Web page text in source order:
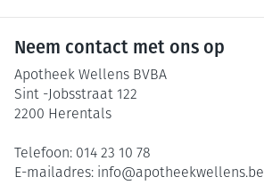
Neem contact met ons op
Apotheek Wellens BVBA
Sint -Jobsstraat 122
2200 Herentals
Telefoon: 014 23 10 78
E-mailadres: info@apotheekwellens.be